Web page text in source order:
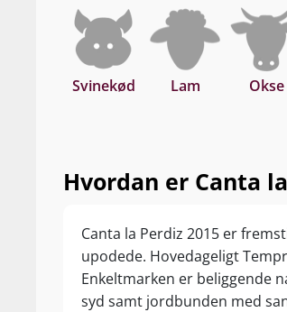
Svinekød Lam Okse
Hvordan er Canta
Canta la Perdiz 2015 er
upodede. Hovedageligt
Enkeltmarken er beliggende
syd samt jordbunden med